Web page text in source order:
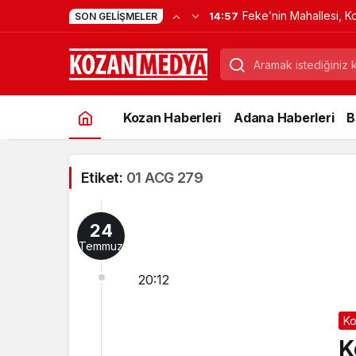
SON GELIŞMELER 14:57 Feke’nin Mahallesi,
Verdi
Kozan Haberleri Adana Haberleri
Etiket: 01 ACG 279
24
Temmuz
20:12